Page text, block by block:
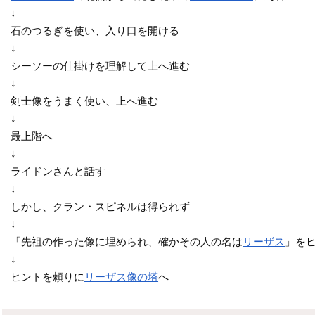
↓
石のつるぎを使い、入り口を開ける
↓
シーソーの仕掛けを理解して上へ進む
↓
剣士像をうまく使い、上へ進む
↓
最上階へ
↓
ライドンさんと話す
↓
しかし、クラン・スピネルは得られず
↓
「先祖の作った像に埋められ、確かその人の名は リーザス 」を
↓
ヒントを頼りに リーザス像の塔へ